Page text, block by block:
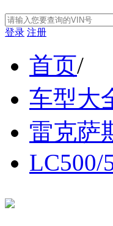
登录 注册
首页/
车型大
雷克萨
LC500/